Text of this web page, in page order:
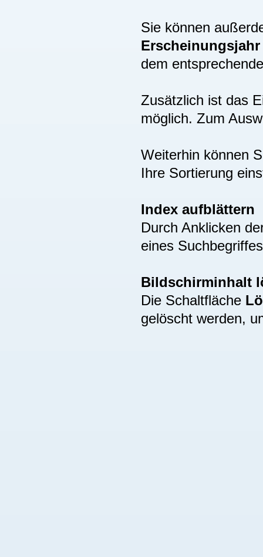
Sie können
dem
Zusätzlich ist das
möglich. Zum
Weiterhin können
Ihre Sortierung
Index aufblättern
Durch Anklicken
eines
Bildschirminhalt
Die Schaltfläche
gelöscht werden,